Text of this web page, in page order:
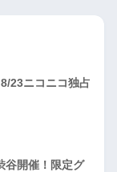
23ニコニコ独占
谷開催！限定グ